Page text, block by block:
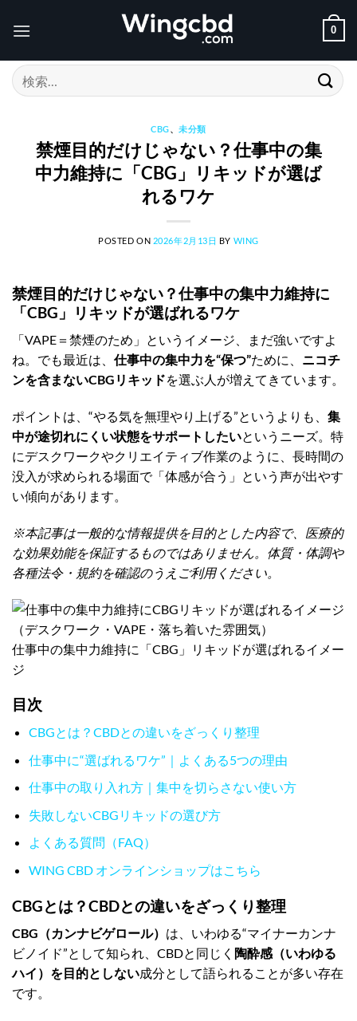
0
検
索
CBG、未分類
禁煙目的だけじゃない？仕事中の集
中力維持に「CBG」リキッドが選ば
れるワケ
POSTED ON 2026年2月13日 BY WING
禁煙目的だけじゃない？仕事中の集中力維持に
「CBG」リキッドが選ばれるワケ
「VAPE＝禁煙のため」というイメージ、まだ強いですよ
ね。でも最近は、 仕事中の集中力を“保つ”ために、 ニコチ
ンを含まないCBGリキッドを選ぶ人が増えてきています。
ポイントは、“やる気を無理やり上げる”というよりも、 集
中が途切れにくい状態をサポートしたいというニーズ。特
にデスクワークやクリエイティブ作業のように、長時間の
没入が求められる場面で「体感が合う」という声が出やす
い傾向があります。
※本記事は一般的な情報提供を目的とした内容で、医療的
な効果効能を保証するものではありません。体質・体調や
各種法令・規約を確認のうえご利用ください。
仕事中の集中力維持に「CBG」リキッドが選ばれるイメー
ジ
目次
CBGとは？CBDとの違いをざっくり整理
仕事中に“選ばれるワケ”｜よくある5つの理由
仕事中の取り入れ方｜集中を切らさない使い方
失敗しないCBGリキッドの選び方
よくある質問（FAQ）
WING CBD オンラインショップはこちら
CBGとは？CBDとの違いをざっくり整理
CBG（カンナビゲロール） は、いわゆる“マイナーカンナ
ビノイド”として知られ、CBDと同じく 陶酔感（いわゆる
ハイ）を目的としない成分として語られることが多い存在
です。